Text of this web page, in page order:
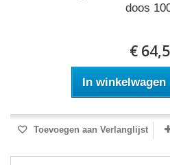
doos
€
In winkelwagen
Toevoegen aan Verlanglijst